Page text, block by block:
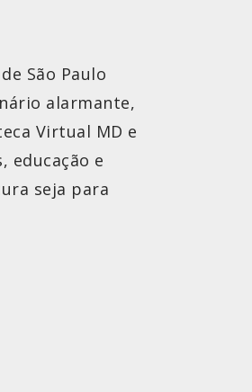
São Paulo
alarmante,
Virtual MD e
educação e
seja para